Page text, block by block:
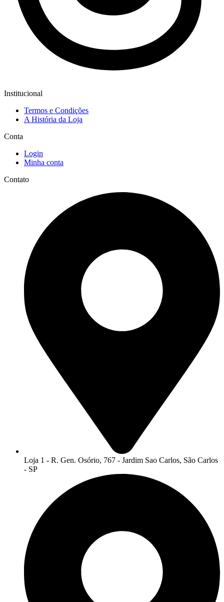
Institucional
Termos e Condições
A História da Loja
Conta
Login
Minha conta
Contato
Loja 1 - R. Gen. Osório, 767 - Jardim Sao Carlos, São Carlos
- SP